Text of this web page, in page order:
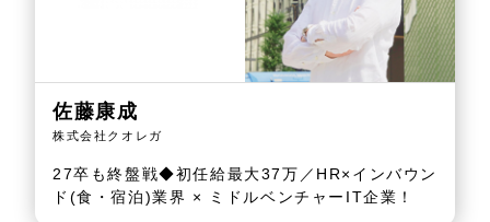
佐藤康成
株式会社クオレガ
27卒も終盤戦◆初任給最大37万／HR×インバウン
ド(食・宿泊)業界 × ミドルベンチャーIT企業！